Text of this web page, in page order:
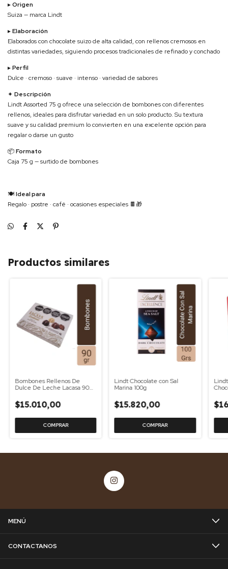
▸Origen
Suiza — marca Lindt
▸Elaboración
Elaborados con chocolate suizo de alta calidad, con rellenos cremosos en
distintas variedades, siguiendo procesos tradicionales de refinado y conchado
▸Perfil
Dulce · cremoso · suave · intenso · variedad de sabores
✦ Descripción
Lindt Assorted 75 g ofrece una selección de bombones con diferentes
rellenos, ideales para disfrutar variedad en un solo producto. Su textura
suave y su calidad premium lo convierten en una excelente opción para
regalar o darse un gusto
📦Formato
Caja 75 g — surtido de bombones
🍽Ideal para
Regalo · postre · café · ocasiones especiales 🍫🎁
Productos similares
Bombones Rellenos De
Dulce De Leche Lacasa 90
$15.010,00
Lindt Chocolate con Sal
Marina 100g
$15.820,00
MENÚ
CONTACTANOS